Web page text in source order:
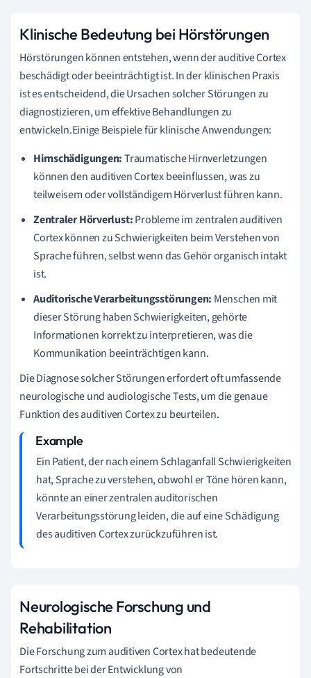
Klinische Bedeutung bei Hörstörungen
Hörstörungen können entstehen, wenn der auditive Cortex
beschädigt oder beeinträchtigt ist. In der klinischen Praxis
ist es entscheidend, die Ursachen solcher Störungen zu
diagnostizieren, um effektive Behandlungen zu
entwickeln.Einige Beispiele für klinische Anwendungen:
Hirnschädigungen:Traumatische Hirnverletzungen
können den auditiven Cortex beeinflussen, was zu
teilweisem oder vollständigem Hörverlust führen kann.
Zentraler Hörverlust:Probleme im zentralen auditiven
Cortex können zu Schwierigkeiten beim Verstehen von
Sprache führen, selbst wenn das Gehör organisch intakt
ist.
Auditorische Verarbeitungsstörungen: Menschen mit
dieser Störung haben Schwierigkeiten, gehörte
Informationen korrekt zu interpretieren, was die
Kommunikation beeinträchtigen kann.
Die Diagnose solcher Störungen erfordert oft umfassende
neurologische und audiologische Tests, um die genaue
Funktion des auditiven Cortex zu beurteilen.
Ein Patient, der nach einem Schlaganfall Schwierigkeiten
hat, Sprache zu verstehen, obwohl er Töne hören kann,
könnte an einer zentralen auditorischen
Verarbeitungsstörung leiden, die auf eine Schädigung
des auditiven Cortex zurückzuführen ist.
Neurologische Forschung und
Rehabilitation
Die Forschung zum auditiven Cortex hat bedeutende
Fortschritte bei der Entwicklung von